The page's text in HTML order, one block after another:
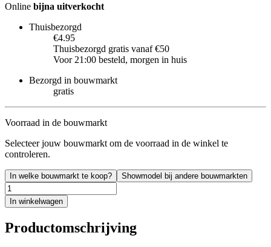
Online bijna uitverkocht
Thuisbezorgd
€4.95
Thuisbezorgd gratis vanaf €50
Voor 21:00 besteld, morgen in huis
Bezorgd in bouwmarkt
gratis
Voorraad in de bouwmarkt
Selecteer jouw bouwmarkt om de voorraad in de winkel te
controleren.
In welke bouwmarkt te koop? Showmodel bij andere bouwmarkten
In winkelwagen
Productomschrijving